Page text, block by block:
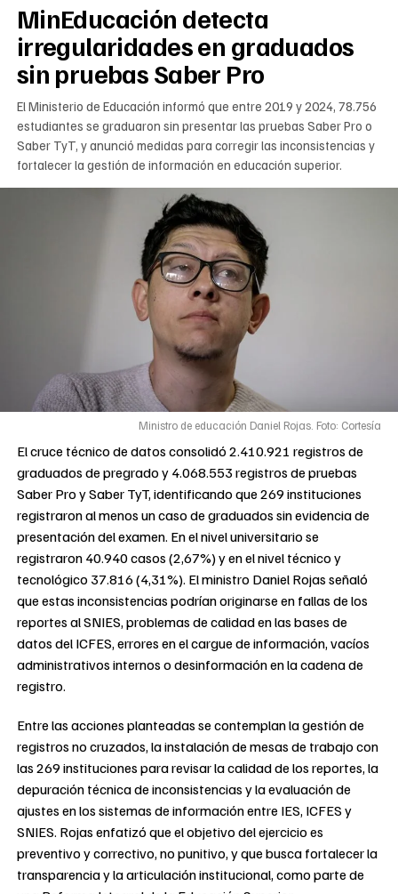
MinEducación detecta
irregularidades en graduados
sin pruebas Saber Pro
El Ministerio de Educación informó que entre 2019 y 2024, 78.756
estudiantes se graduaron sin presentar las pruebas Saber Pro o
Saber TyT, y anunció medidas para corregir las inconsistencias y
fortalecer la gestión de información en educación superior.
Ministro de educación Daniel Rojas. Foto: Cortesía
El cruce técnico de datos consolidó 2.410.921 registros de
graduados de pregrado y 4.068.553 registros de pruebas
Saber Pro y Saber TyT, identificando que 269 instituciones
registraron al menos un caso de graduados sin evidencia de
presentación del examen. En el nivel universitario se
registraron 40.940 casos (2,67%) y en el nivel técnico y
tecnológico 37.816 (4,31%). El ministro Daniel Rojas señaló
que estas inconsistencias podrían originarse en fallas de los
reportes al SNIES, problemas de calidad en las bases de
datos del ICFES, errores en el cargue de información, vacíos
administrativos internos o desinformación en la cadena de
registro.
Entre las acciones planteadas se contemplan la gestión de
registros no cruzados, la instalación de mesas de trabajo con
las 269 instituciones para revisar la calidad de los reportes, la
depuración técnica de inconsistencias y la evaluación de
ajustes en los sistemas de información entre IES, ICFES y
SNIES. Rojas enfatizó que el objetivo del ejercicio es
preventivo y correctivo, no punitivo, y que busca fortalecer la
transparencia y la articulación institucional, como parte de